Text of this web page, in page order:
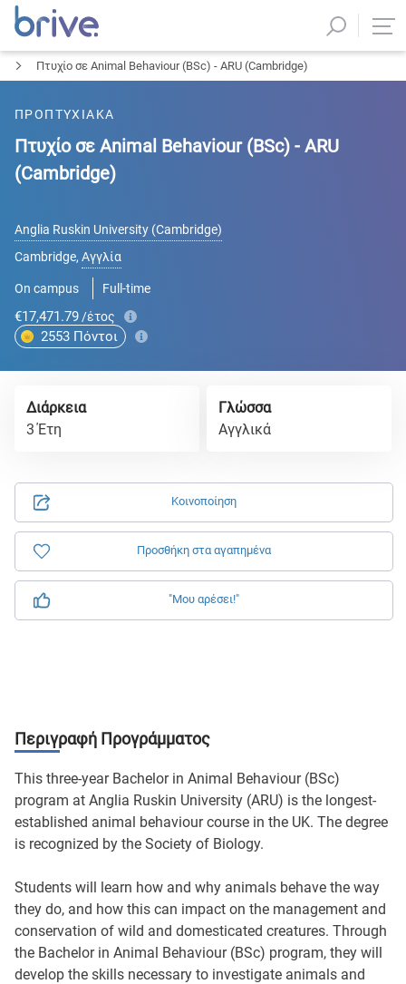
Πτυχίο σε Animal Behaviour (BSc) - ARU (Cambridge)
ΠΡΟΠΤΥΧΙΑΚΑ
Πτυχίο σε Animal Behaviour (BSc) - ARU
(Cambridge)
Anglia Ruskin University (Cambridge)
Cambridge, Αγγλία
On campus Full-time
€17,471.79 /έτος
2553 Πόντοι
Κοινοποίηση
Προσθήκη στα αγαπημένα
"Μου αρέσει!"
Διάρκεια
3 Έτη
Γλώσσα
Αγγλικά
Περιγραφή Προγράμματος
This three-year Bachelor in Animal Behaviour (BSc)
program at Anglia Ruskin University (ARU) is the longest-
established animal behaviour course in the UK. The degree
is recognized by the Society of Biology.
Students will learn how and why animals behave the way
they do, and how this can impact on the management and
conservation of wild and domesticated creatures. Through
the Bachelor in Animal Behaviour (BSc) program, they will
develop the skills necessary to investigate animals and